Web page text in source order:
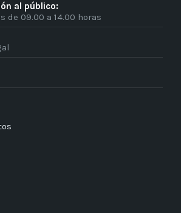
al público:
de 09.00 a 14.00 horas